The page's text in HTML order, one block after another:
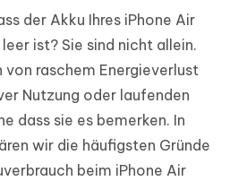
der Akku Ihres iPhone Air
ist? Sie sind nicht allein.
raschem Energieverlust
Nutzung oder laufenden
dass sie es bemerken. In
wir die häufigsten Gründe
beim iPhone Air